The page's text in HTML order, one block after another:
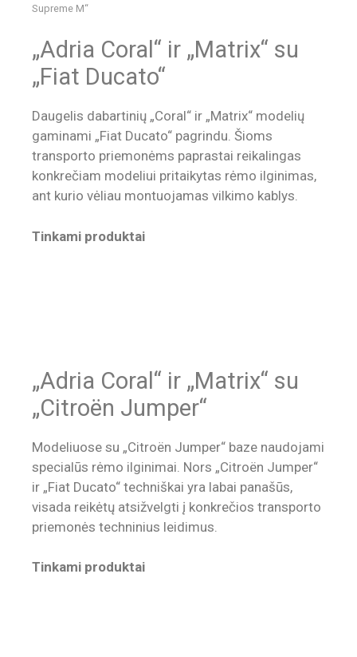
Supreme M“
„Adria Coral“ ir „Matrix“ su
„Fiat Ducato“
Daugelis dabartinių „Coral“ ir „Matrix“ modelių
gaminami „Fiat Ducato“ pagrindu. Šioms
transporto priemonėms paprastai reikalingas
konkrečiam modeliui pritaikytas rėmo ilginimas,
ant kurio vėliau montuojamas vilkimo kablys.
Tinkami produktai
„Adria Coral“ ir „Matrix“ su
„Citroën Jumper“
Modeliuose su „Citroën Jumper“ baze naudojami
specialūs rėmo ilginimai. Nors „Citroën Jumper“
ir „Fiat Ducato“ techniškai yra labai panašūs,
visada reikėtų atsižvelgti į konkrečios transporto
priemonės techninius leidimus.
Tinkami produktai